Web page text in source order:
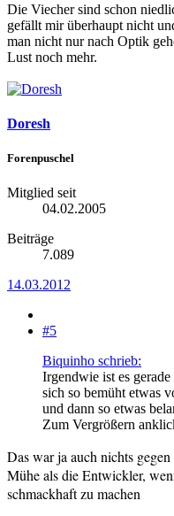
Die Viecher sind schon
gefällt mir überhaupt nicht
man nicht nur nach Optik
Lust noch mehr.
Doresh
Forenpuschel
Mitglied seit
04.02.2005
Beiträge
7.089
14.03.2012
#5
Biquinho schrieb:
Irgendwie ist es
sich so bemüht etwas
und dann so etwas
Zum Vergrößern
Das war ja auch nichts
Mühe als die Entwickler,
schmackhaft zu machen